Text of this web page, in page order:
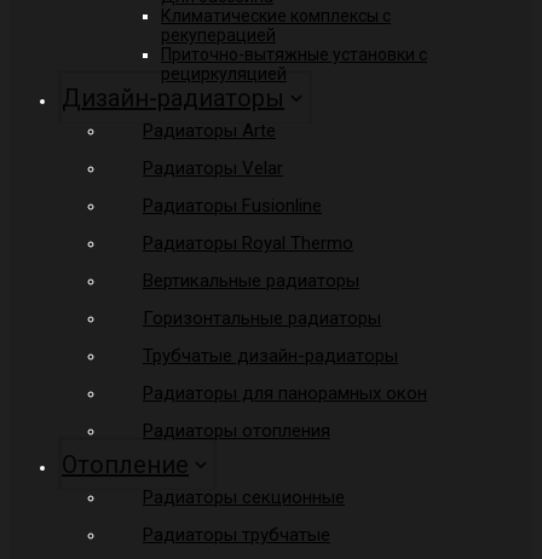
Климатические комплексы с
рекуперацией
Приточно-вытяжные установки с
рециркуляцией
Дизайн-радиаторы
Радиаторы Arte
Радиаторы Velar
Радиаторы Fusionline
Радиаторы Royal Thermo
Вертикальные радиаторы
Горизонтальные радиаторы
Трубчатые дизайн-радиаторы
Радиаторы для панорамных окон
Радиаторы отопления
Отопление
Радиаторы секционные
Радиаторы трубчатые